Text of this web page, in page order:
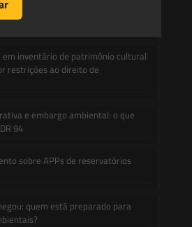
risco operacional e a relevância do
as hidrelétricas
em inventário de patrimônio cultural
restrições ao direito de
e embargo ambiental: o que
94
sobre APPs de reservatórios
quem está preparado para